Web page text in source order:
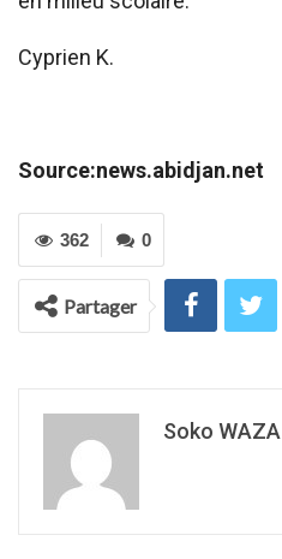
Cyprien K.
Source:news.abidjan.net
0
362
Partager
Soko WAZA